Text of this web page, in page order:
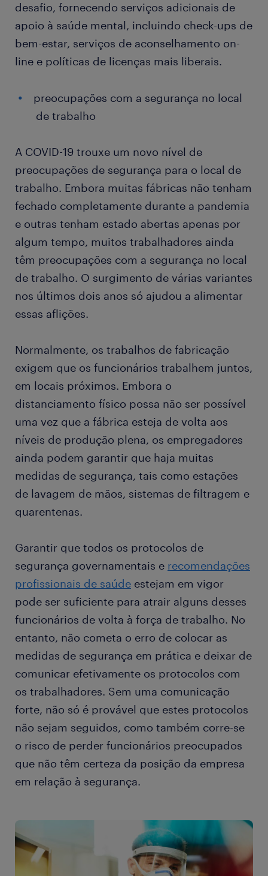
desafio, fornecendo serviços adicionais de
apoio à saúde mental, incluindo check-ups de
bem-estar, serviços de aconselhamento on-
line e políticas de licenças mais liberais.
preocupações com a segurança no local
de trabalho
A COVID-19 trouxe um novo nível de
preocupações de segurança para o local de
trabalho. Embora muitas fábricas não tenham
fechado completamente durante a pandemia
e outras tenham estado abertas apenas por
algum tempo, muitos trabalhadores ainda
têm preocupações com a segurança no local
de trabalho. O surgimento de várias variantes
nos últimos dois anos só ajudou a alimentar
essas aflições.
Normalmente, os trabalhos de fabricação
exigem que os funcionários trabalhem juntos,
em locais próximos. Embora o
distanciamento físico possa não ser possível
uma vez que a fábrica esteja de volta aos
níveis de produção plena, os empregadores
ainda podem garantir que haja muitas
medidas de segurança, tais como estações
de lavagem de mãos, sistemas de filtragem e
quarentenas.
Garantir que todos os protocolos de
segurança governamentais e recomendações
profissionais de saúde estejam em vigor
pode ser suficiente para atrair alguns desses
funcionários de volta à força de trabalho. No
entanto, não cometa o erro de colocar as
medidas de segurança em prática e deixar de
comunicar efetivamente os protocolos com
os trabalhadores. Sem uma comunicação
forte, não só é provável que estes protocolos
não sejam seguidos, como também corre-se
o risco de perder funcionários preocupados
que não têm certeza da posição da empresa
em relação à segurança.